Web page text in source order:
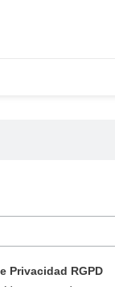
Privacidad RGPD